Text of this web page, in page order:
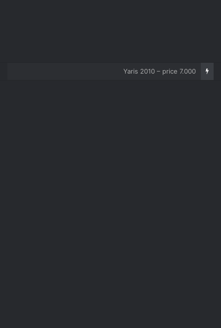
Corolla 2007 – price 5.000